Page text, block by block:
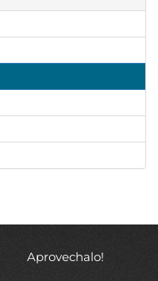
Aprovechalo!